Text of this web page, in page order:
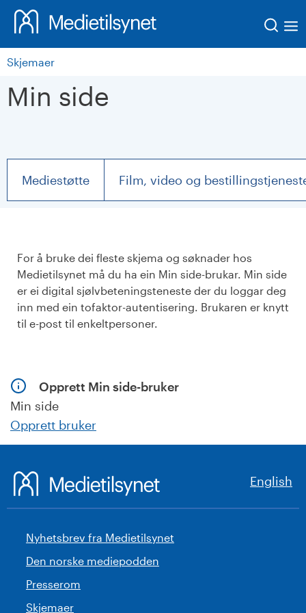
Skjemaer
Min side
Mediestøtte Film, video og
For å bruke dei fleste skjema og søknader hos
Medietilsynet må du ha ein Min side-brukar. Min side
er ei digital sjølvbeteningsteneste der du loggar deg
inn med ein tofaktor-autentisering. Brukaren er knytt
til e-post til enkeltpersoner.
Opprett Min side-bruker
Min side
Opprett bruker
English
Nyhetsbrev fra Medietilsynet
Den norske mediepodden
Presserom
Skjemaer